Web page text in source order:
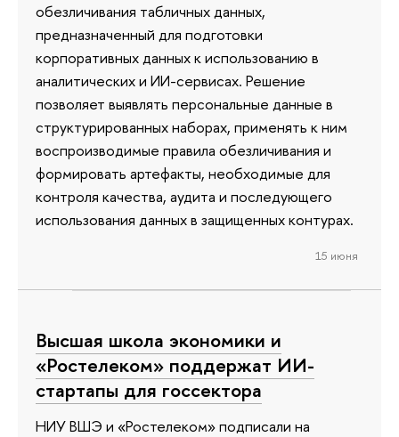
обезличивания табличных данных,
предназначенный для подготовки
корпоративных данных к использованию в
аналитических и ИИ-сервисах. Решение
позволяет выявлять персональные данные в
структурированных наборах, применять к ним
воспроизводимые правила обезличивания и
формировать артефакты, необходимые для
контроля качества, аудита и последующего
использования данных в защищенных контурах.
15 июня
Высшая школа экономики и
«Ростелеком» поддержат ИИ-
стартапы для госсектора
НИУ ВШЭ и «Ростелеком» подписали на